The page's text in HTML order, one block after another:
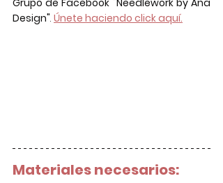
Grupo de Facebook "Needlework by Ana
Design". Únete haciendo click aquí.
Materiales necesarios: